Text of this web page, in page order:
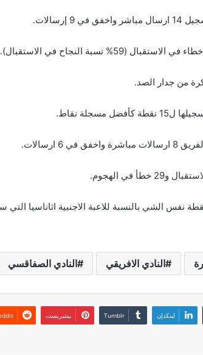
نسبة النجاح في الاستقبال).
مسجلة نقاط.
ارسالات.
النادي الافريقي النادي الصفاقسي
لينكدإن بينتيريست